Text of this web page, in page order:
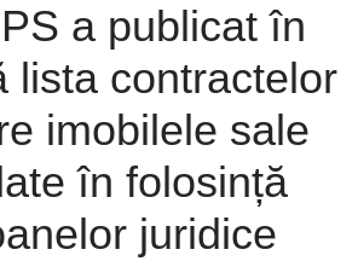
a publicat în
lista contractelor
imobilele sale
în folosință
juridice